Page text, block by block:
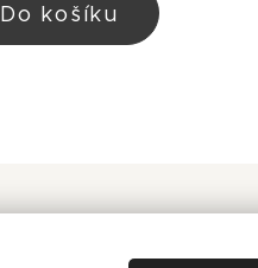
Do košíku